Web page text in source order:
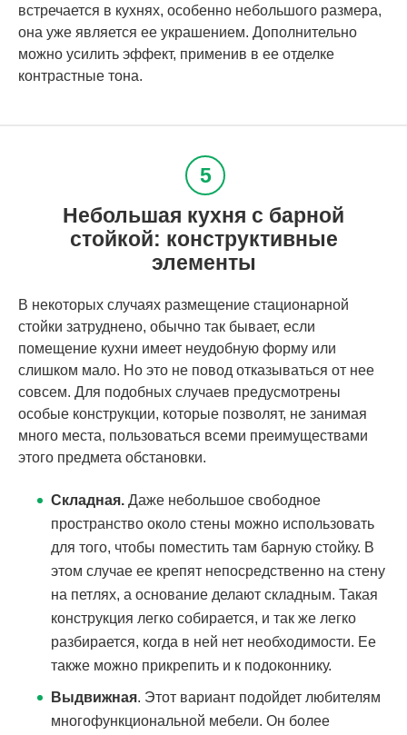
встречается в кухнях, особенно небольшого размера,
она уже является ее украшением. Дополнительно
можно усилить эффект, применив в ее отделке
контрастные тона.
Небольшая кухня с барной
стойкой: конструктивные
элементы
В некоторых случаях размещение стационарной
стойки затруднено, обычно так бывает, если
помещение кухни имеет неудобную форму или
слишком мало. Но это не повод отказываться от нее
совсем. Для подобных случаев предусмотрены
особые конструкции, которые позволят, не занимая
много места, пользоваться всеми преимуществами
этого предмета обстановки.
Складная. Даже небольшое свободное
пространство около стены можно использовать
для того, чтобы поместить там барную стойку. В
этом случае ее крепят непосредственно на стену
на петлях, а основание делают складным. Такая
конструкция легко собирается, и так же легко
разбирается, когда в ней нет необходимости. Ее
также можно прикрепить и к подоконнику.
Выдвижная. Этот вариант подойдет любителям
многофункциональной мебели. Он более